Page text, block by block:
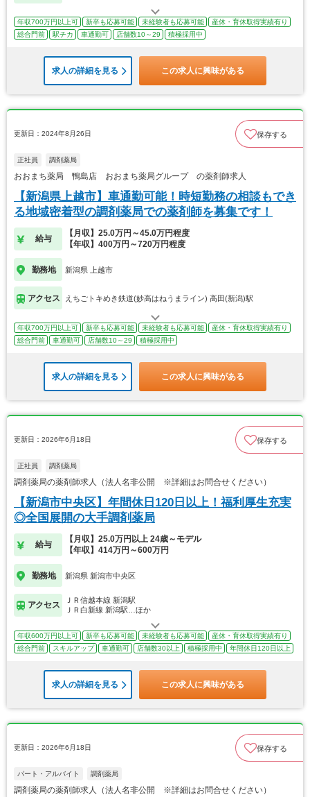
年収700万円以上可 新卒も応募可能 未経験者も応募可能
産休・育休取得実績有り
総合門前
駅チカ 車通勤可 店舗数10～29 積極採用中
求人の詳細を見る この求人に興味がある
更新日：2024年8月26日 保存する
正社員 調剤薬局
おおまち薬局 鴨島店 おおまち薬局グループ の薬剤師求人
【新潟県上越市】車通勤可能！時短勤務の相談もでき
る地域密着型の調剤薬局での薬剤師を募集です！
給与
【月収】25.0万円～45.0万円程度
【年収】400万円～720万円程度
勤務地 新潟県 上越市
アクセス えちごトキめき鉄道(妙高はねうまライン) 高田(新潟)駅
年収700万円以上可 新卒も応募可能 未経験者も応募可能
産休・育休取得実績有り
総合門前
車通勤可 店舗数10～29 積極採用中
求人の詳細を見る この求人に興味がある
更新日：2026年6月18日 保存する
正社員 調剤薬局
調剤薬局の薬剤師求人（法人名非公開 ※詳細はお問合せください）
【新潟市中央区】年間休日120日以上！福利厚生充実
◎全国展開の大手調剤薬局
給与
【月収】25.0万円以上 24歳～モデル
【年収】414万円～600万円
勤務地 新潟県 新潟市中央区
アクセス
ＪＲ信越本線 新潟駅
ＪＲ白新線 新潟駅…ほか
年収600万円以上可 新卒も応募可能 未経験者も応募可能
産休・育休取得実績有り
総合門前
スキルアップ 車通勤可 店舗数30以上 積極採用中 年間休日120日以上
求人の詳細を見る この求人に興味がある
更新日：2026年6月18日 保存する
パート・アルバイト 調剤薬局
調剤薬局の薬剤師求人（法人名非公開 ※詳細はお問合せください）